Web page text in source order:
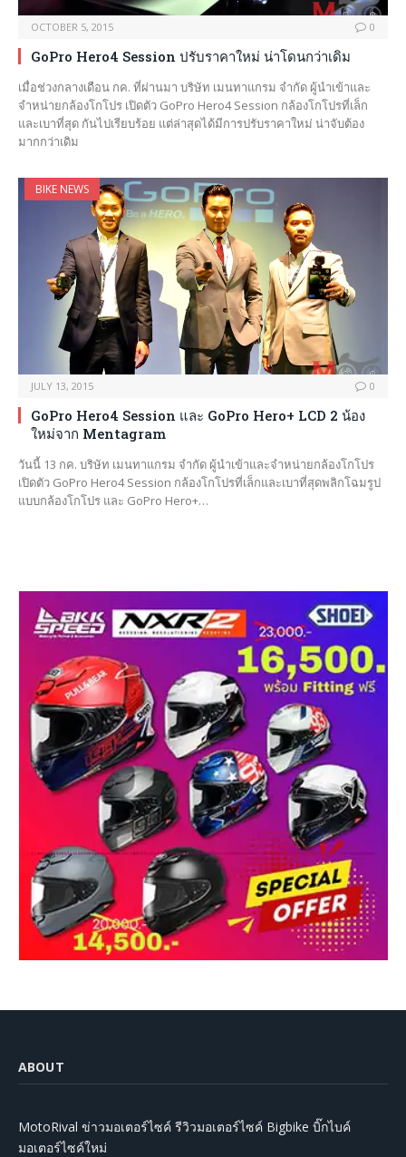
OCTOBER 5, 2015 0
GoPro Hero4 Session ปรับราคาใหม่ น่าโดนกว่าเดิม
เมื่อช่วงกลางเดือน กค. ที่ผ่านมา บริษัท เมนทาแกรม จำกัด ผู้นำเข้าและ
จำหน่ายกล้องโกโปร เปิดตัว GoPro Hero4 Session กล้องโกโปรที่เล็ก
และเบาที่สุด กันไปเรียบร้อย แต่ล่าสุดได้มีการปรับราคาใหม่ น่าจับต้อง
มากกว่าเดิม
BIKE NEWS
JULY 13, 2015 0
GoPro Hero4 Session และ GoPro Hero+ LCD 2 น้อง
ใหม่จาก Mentagram
วันนี้ 13 กค. บริษัท เมนทาแกรม จำกัด ผู้นำเข้าและจำหน่ายกล้องโกโปร
เปิดตัว GoPro Hero4 Session กล้องโกโปรที่เล็กและเบาที่สุดพลิกโฉมรูป
แบบกล้องโกโปร และ GoPro Hero+…
ABOUT
MotoRival ข่าวมอเตอร์ไซค์ รีวิวมอเตอร์ไซค์ Bigbike บิ๊กไบค์
มอเตอร์ไซค์ใหม่